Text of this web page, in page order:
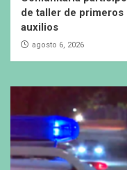
de taller de primeros
auxilios
agosto 6, 2026